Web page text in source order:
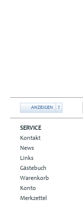
ANZEIGEN ?
SERVICE
Kontakt
News
Links
Gästebuch
Warenkorb
Konto
Merkzettel